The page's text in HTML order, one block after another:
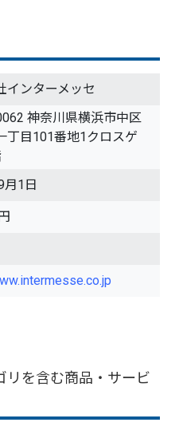
インターメッセ
神奈川県横浜市中区
丁目101番地1クロスゲ
月1日
リを含む商品・サービ